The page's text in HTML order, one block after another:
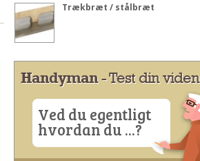
Trækbræt / stålbræt
Handyman- Test din viden
Ved du egentligt
hvordan du ...?